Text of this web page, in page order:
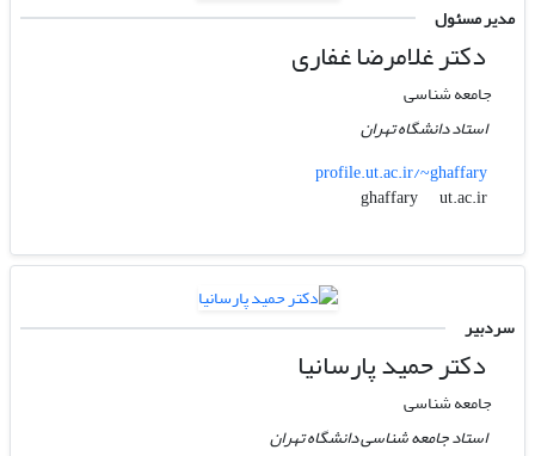
مدیر مسئول
دکتر غلامرضا غفاری
جامعه شناسی
استاد دانشگاه تهران
profile.ut.ac.ir/~ghaffary
ghaffary
ut.ac.ir
سردبیر
دکتر حمید پارسانیا
جامعه شناسی
استاد جامعه شناسی دانشگاه تهران